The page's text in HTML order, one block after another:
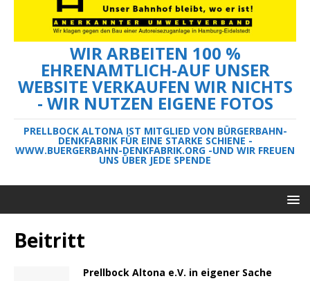
WIR ARBEITEN 100 %
EHRENAMTLICH-AUF UNSER
WEBSITE VERKAUFEN WIR NICHTS
- WIR NUTZEN EIGENE FOTOS
PRELLBOCK ALTONA IST MITGLIED VON BÜRGERBAHN-
DENKFABRIK FÜR EINE STARKE SCHIENE -
WWW.BUERGERBAHN-DENKFABRIK.ORG -UND WIR FREUEN
UNS ÜBER JEDE SPENDE
Beitritt
Prellbock Altona e.V. in eigener Sache